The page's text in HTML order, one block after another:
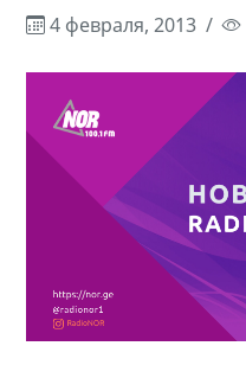
4 февраля, 2013